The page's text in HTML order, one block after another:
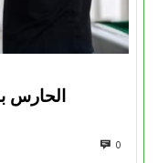
الحارس
0